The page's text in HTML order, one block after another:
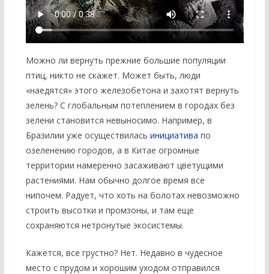
Можно ли вернуть прежние большие популяции
птиц, никто не скажет. Может быть, люди
«наедятся» этого железобетона и захотят вернуть
зелень? С глобальным потеплением в городах без
зелени становится невыносимо. Например, в
Бразилии уже осуществилась инициатива по
озеленению городов, а в Китае огромные
территории намеренно засаживают цветущими
растениями. Нам обычно долгое время все
нипочем. Радует, что хоть на болотах невозможно
строить высотки и промзоны, и там еще
сохраняются нетронутые экосистемы.
Кажется, все грустно? Нет. Недавно в чудесное
место с прудом и хорошим уходом отправился